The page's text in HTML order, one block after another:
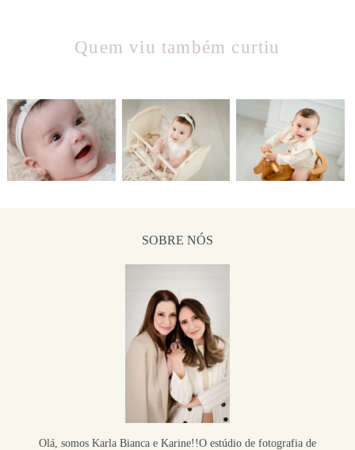
Quem viu também curtiu
131 0 1711 1039 0
SOBRE NÓS
Olá, somos Karla Bianca e Karine!!O estúdio de fotografia de